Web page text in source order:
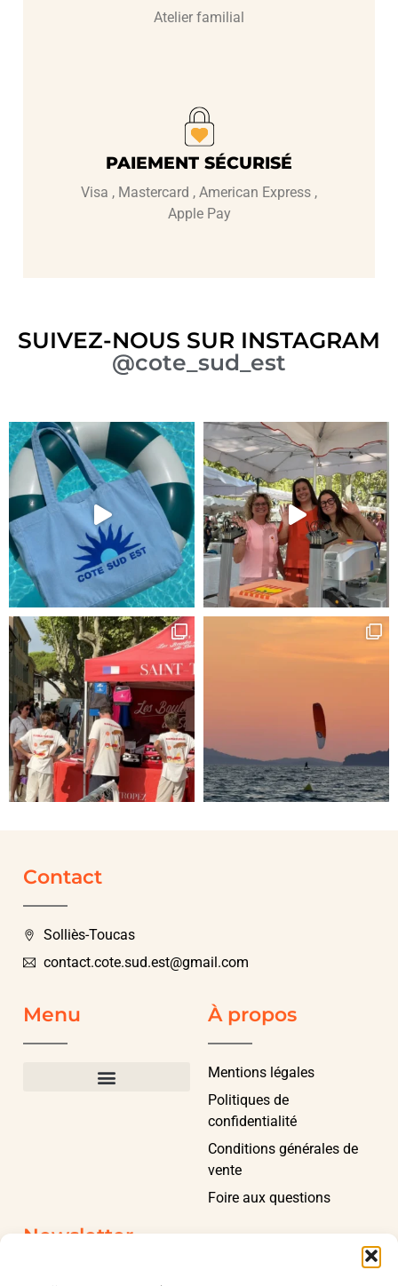
Atelier familial
PAIEMENT SÉCURISÉ
Visa , Mastercard , American Express ,
Apple Pay
SUIVEZ-NOUS SUR INSTAGRAM
@cote_sud_est
Contact
Solliès-Toucas
contact.cote.sud.est@gmail.com
Menu À propos
Mentions légales
Politiques de
confidentialité
Conditions générales de
vente
Foire aux questions
Newsletter